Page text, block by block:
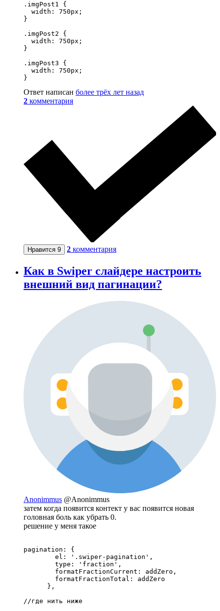
.imgPost1 {
  width: 750px;
}
.imgPost2 {
  width: 750px;
}
.imgPost3 {
  width: 750px;
}
Ответ написан более трёх лет назад
2 комментария
Нравится 9 2 комментария
Как в Swiper слайдере настроить
внешний вид пагинации?
Anonimmus @Anonimmus
затем когда появится контект у вас появится новая
головная боль как убрать 0.
решение у меня такое
pagination: {
        el: '.swiper-pagination',
        type: 'fraction',
        formatFractionCurrent: addZero,
        formatFractionTotal: addZero
      },
//где нить ниже